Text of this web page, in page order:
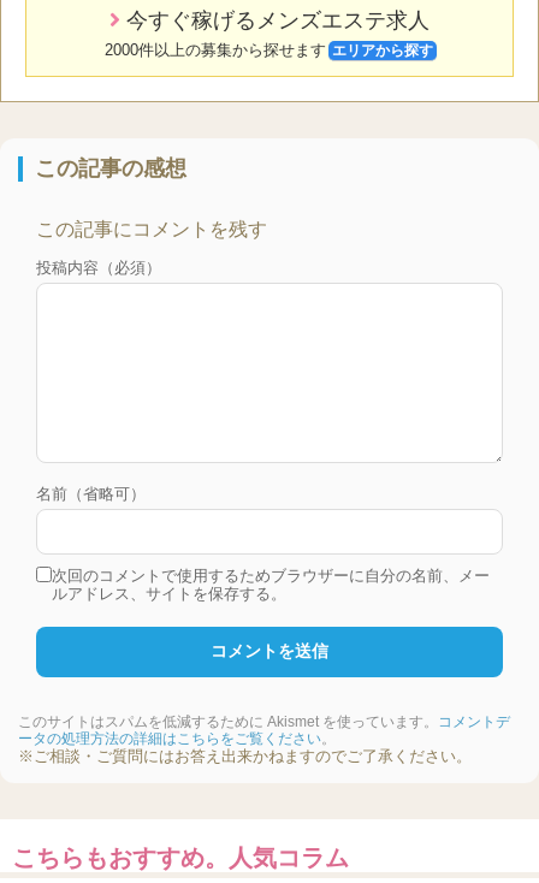
今すぐ稼げるメンズエステ求人
2000件以上の募集から探せます エリアから探す
この記事の感想
この記事にコメントを残す
投稿内容（必須）
名前（省略可）
次回のコメントで使用するためブラウザーに自分の名前、メー
ルアドレス、サイトを保存する。
このサイトはスパムを低減するために Akismet を使っています。 コメントデ
ータの処理方法の詳細はこちらをご覧ください。
※ご相談・ご質問にはお答え出来かねますのでご了承ください。
こちらもおすすめ。人気コラム